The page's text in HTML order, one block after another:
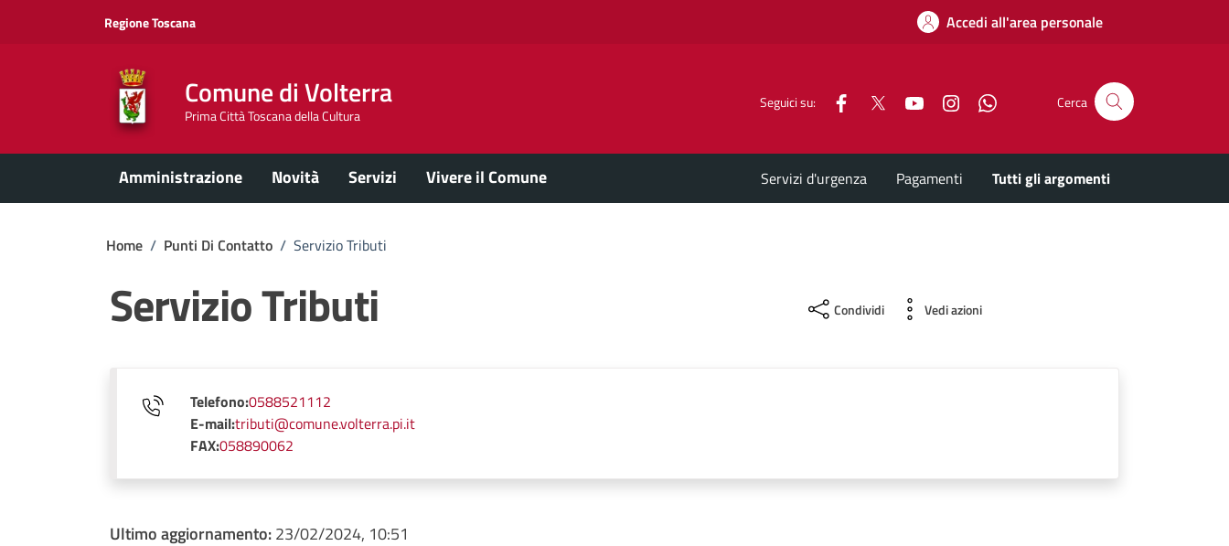
Regione Toscana Accedi all'area personale
Comune di Volterra
Prima Città Toscana della Cultura
Seguici su: Facebook YouTubeInstagramWhatsappCerca
Amministrazione Novità Servizi Vivere il Comune Servizi d'urgenza Pagamenti Tutti gli argomenti
Home / Punti Di Contatto / Servizio Tributi
Servizio Tributi Condividi Vedi azioni
Telefono:0588521112
E-mail:tributi@comune.volterra.pi.it
FAX:058890062
Ultimo aggiornamento:23/02/2024, 10:51